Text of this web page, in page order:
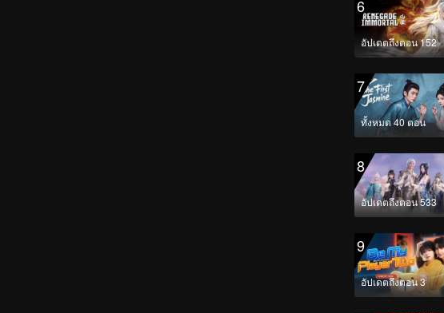
6
อัปเดตถึงตอน 152
7
ทั้งหมด 40 ตอน
8
อัปเดตถึงตอน 533
9
อัปเดตถึงตอน 3